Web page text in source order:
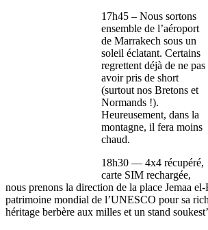
17h45 – Nous sortons
ensemble de l’aéroport
de Marrakech sous un
soleil éclatant. Certains
regrettent déjà de ne pas
avoir pris de short
(surtout nos Bretons et
Normands !).
Heureusement, dans la
montagne, il fera moins
chaud.
18h30 — 4x4 récupéré,
carte SIM rechargée,
nous prenons la direction de la place Jemaa el-
patrimoine mondial de l’UNESCO pour sa
héritage berbère aux milles et un stand